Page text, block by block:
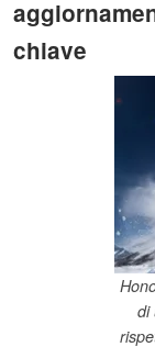
chiave
di